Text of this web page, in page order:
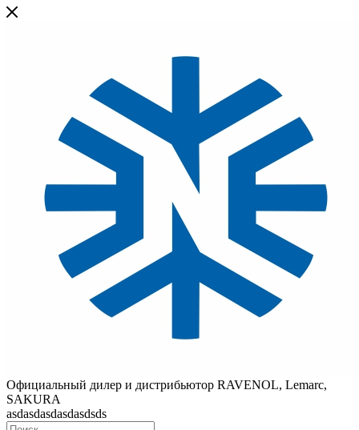
Официальный дилер и дистрибьютор RAVENOL, Lemarc,
SAKURA
asdasdasdasdasdsds